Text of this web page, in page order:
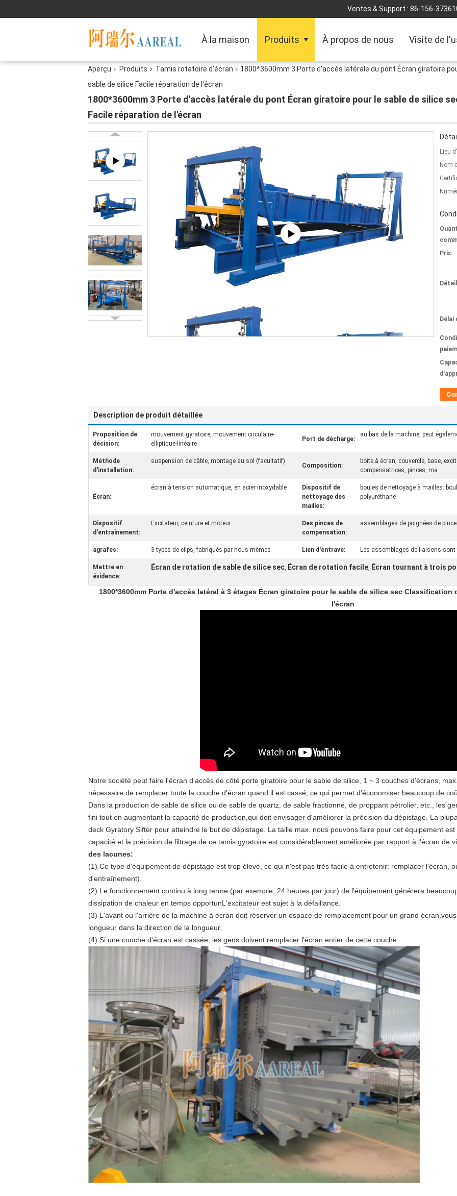
Ventes & Support : 86-156-
À la maison Produits À propos de nous Visite de
Aperçu Produits Tamis rotatoire d'écran
1800*3600mm 3 Porte d'accès latérale du pont Écran giratoire
sable de silice Facile réparation de l'écran
1800*3600mm 3 Porte d'accès latérale du pont Écran giratoire pour le sable de silice
Facile réparation de l'écran
Lieu
Nom
Prix:
Délai
Description de produit détaillée
Proposition de
décision:
mouvement gyratoire, mouvement circulaire-
elliptique-linéaire
Port de décharge:
au bas de la machine, peut
Méthode
d'installation:
suspension de câble, montage au sol (facultatif)
Composition:
boîte à écran, couvercle, base,
compensatrices, pinces, ma
Écran:
écran à tension automatique, en acier inoxydable
Dispositif de
nettoyage des
mailles:
boules de nettoyage à mailles:
polyuréthane
Dispositif
d'entraînement:
Excitateur, ceinture et moteur
Des pinces de
compensation:
assemblages de poignées de
agrafes: 3 types de clips, fabriqués par nous-mêmes Lien d'entrave: Les assemblages de liaisons
Mettre en
évidence:
Écran de rotation de sable de silice sec, Écran de rotation facile, Écran tournant à trois
1800*3600mm Porte d'accès latéral à 3 étages Écran giratoire pour le sable de silice sec
l'écran
Notre société peut faire l'écran d'accès de côté porte giratoire pour le sable de silice, 1 ~ 3 couches d'écrans,
nécessaire de remplacer toute la couche d'écran quand il est cassé, ce qui permet d'économiser beaucoup de
Dans la production de sable de silice ou de sable de quartz, de sable fractionné, de proppant pétrolier, etc., les
fini tout en augmentant la capacité de production,qui doit envisager d'améliorer la précision du dépistage. La
deck Gyratory Sifter pour atteindre le but de dépistage. La taille max. nous pouvons faire pour cet équipement
capacité et la précision de filtrage de ce tamis gyratoire est considérablement améliorée par rapport à l'écran de
des lacunes:
(1) Ce type d'équipement de dépistage est trop élevé, ce qui n'est pas très facile à entretenir: remplacer l'écran,
d'entraînement).
(2) Le fonctionnement continu à long terme (par exemple, 24 heures par jour) de l'équipement générera
dissipation de chaleur en temps opportunL'excitateur est sujet à la défaillance.
(3) L'avant ou l'arrière de la machine à écran doit réserver un espace de remplacement pour un grand
longueur dans la direction de la longueur.
(4) Si une couche d'écran est cassée, les gens doivent remplacer l'écran entier de cette couche.